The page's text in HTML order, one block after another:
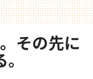
その先に